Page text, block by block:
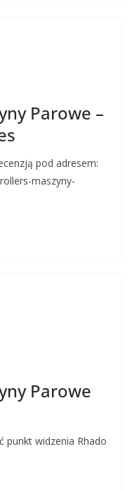
Parowe –
pod adresem:
maszyny-
Parowe
punkt widzenia Rhado